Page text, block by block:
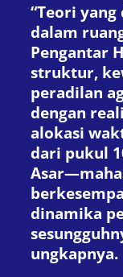
“Teori
dalam
Pengantar
struktur,
peradilan
dengan
alokasi
dari pukul
dinamika
ungkapnya.